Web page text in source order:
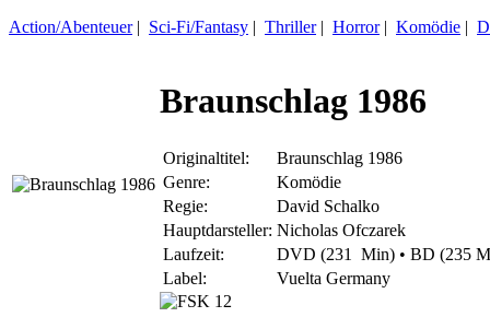
Action/Abenteuer| Sci-Fi/Fantasy | Thriller| Horror| Komödie |
Braunschlag 1986
Originaltitel:
Braunschlag 1986
Genre:
Komödie
Regie:
David Schalko
Hauptdarsteller: Nicholas Ofczarek
Laufzeit:
DVD (231 Min) • BD (235
Label:
Vuelta Germany